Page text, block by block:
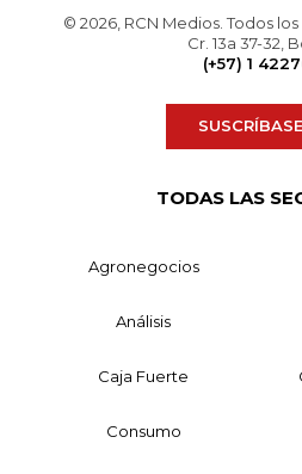
© 2026, RCN Medios. Todos
Cr. 13a 37-32,
(+57) 1
SUSCRÍBASE
TODAS LAS
Agronegocios
Análisis
Caja Fuerte
Consumo